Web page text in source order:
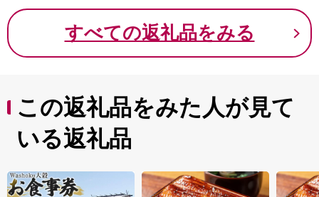
すべての返礼品をみる
この返礼品をみた人が見て
いる返礼品